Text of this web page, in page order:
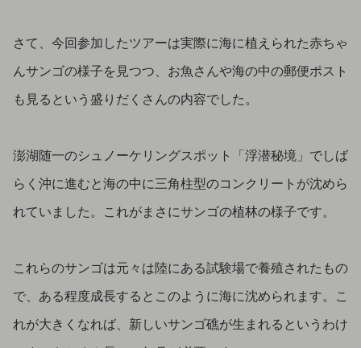
さて、今回参加したツアーは実際に海に植えられた赤ちゃ
んサンゴの様子を見つつ、お魚さんや海の中の郵便ポスト
も見るという盛りだくさんの内容でした。
澎湖随一のシュノーケリングスポット「浮潜秘境」でしば
らく沖に進むと海の中に三角柱型のコンクリートが沈めら
れていました。これがまさにサンゴの植林の様子です。
これらのサンゴは元々は陸にある試験場で養殖されたもの
で、ある程度成長するとこのように海に沈められます。こ
れが大きくなれば、新しいサンゴ礁が生まれるというわけ